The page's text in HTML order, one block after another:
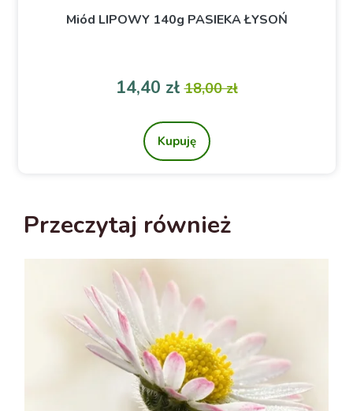
Miód LIPOWY 140g PASIEKA ŁYSOŃ
Cena
14,40 złCena podstawowa
18,00 zł
Kupuję
Przeczytaj również